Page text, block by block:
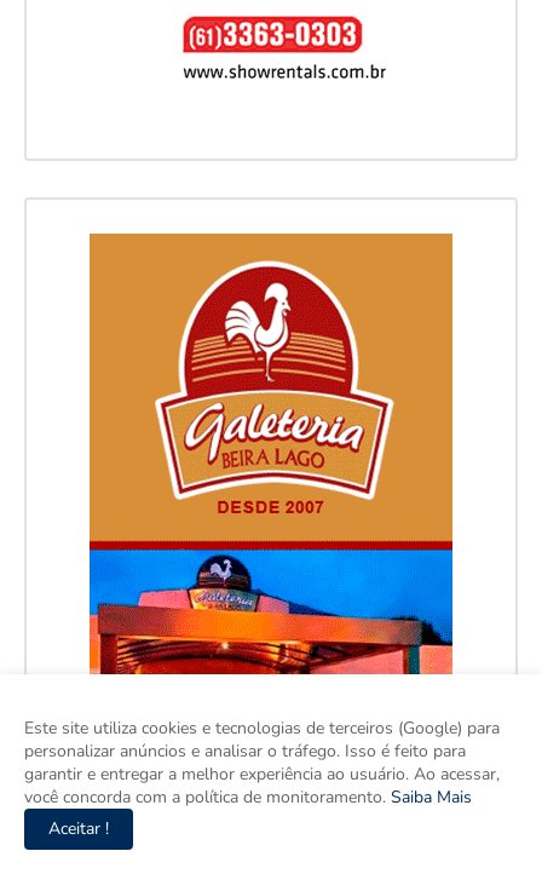
Este site utiliza cookies e tecnologias de terceiros (Google) para
personalizar anúncios e analisar o tráfego. Isso é feito para
garantir e entregar a melhor experiência ao usuário. Ao acessar,
você concorda com a política de monitoramento. Saiba Mais
Aceitar !